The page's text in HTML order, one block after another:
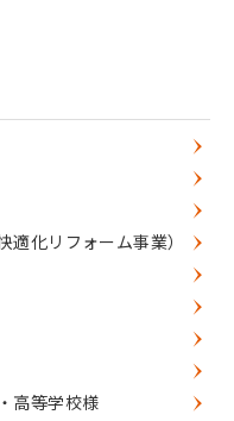
化リフォーム事業）
高等学校様